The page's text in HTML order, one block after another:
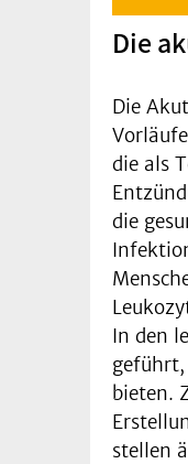
Die
Die
die als
die
In den
geführt,
bieten.
stellen